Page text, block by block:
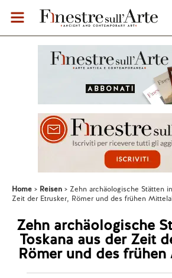
Home Reisen
Zehn archäologische Stätten
Zeit der Etrusker, Römer und des frühen
Zehn archäologische
Toskana aus der Zeit
Römer und des